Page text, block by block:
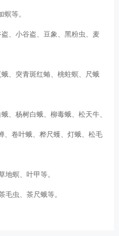
螟等。
、小谷盗、豆象、黑粉虫、麦
、突青斑红蝽、桃蛀螟、尺蛾
、杨树白蛾、柳毒蛾、松天牛、
、卷叶蛾、桦尺蠖、灯蛾、松毛
地螟、叶甲等。
毛虫、茶尺蛾等。